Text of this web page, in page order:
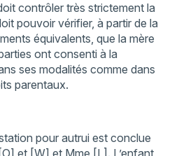
contrôler très strictement la
pouvoir vérifier, à partir de la
équivalents, que la mère
ont consenti à la
ses modalités comme dans
parentaux.
pour autrui est conclue